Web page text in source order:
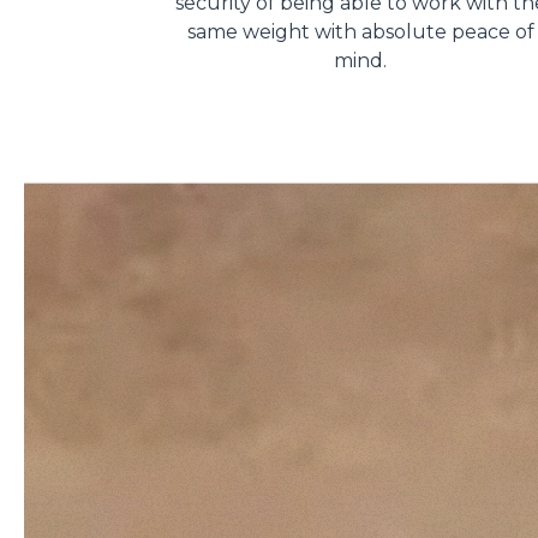
same weight with absolute peace of
mind.